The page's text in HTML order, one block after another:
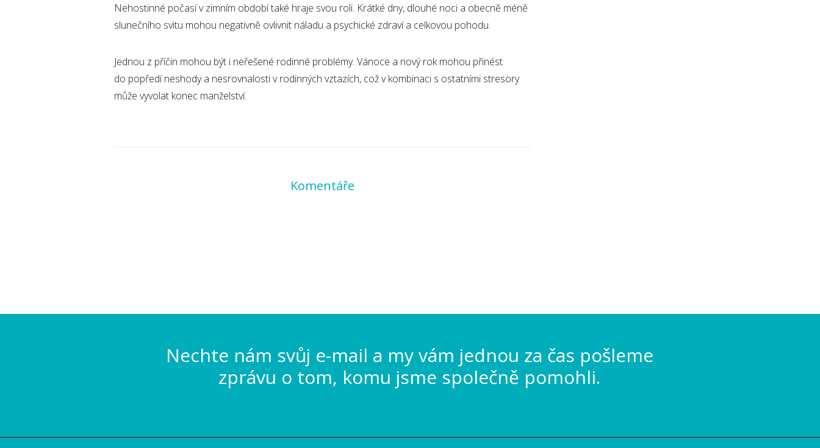
Nehostinné počasí v zimním období také hraje svou roli. Krátké dny, dlouhé noci a obecně méně
slunečního svitu mohou negativně ovlivnit náladu a psychické zdraví a celkovou pohodu.
Jednou z příčin mohou být i neřešené rodinné problémy. Vánoce a nový rok mohou přinést
do popředí neshody a nesrovnalosti v rodinných vztazích, což v kombinaci s ostatními stresory
může vyvolat konec manželství.
Komentáře
Nechte nám svůj e-mail a my vám jednou za čas pošleme
zprávu o tom, komu jsme společně pomohli.